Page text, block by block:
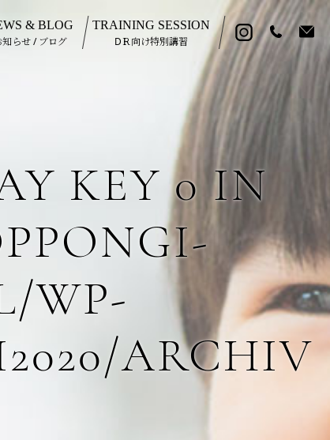
& BLOG
知らせ / ブログ
TRAINING SESSION
DＲ向け特別講習
KEY 0 IN
WP-
ARCHIV